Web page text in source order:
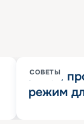
СОВЕТЫ
Китай
режим